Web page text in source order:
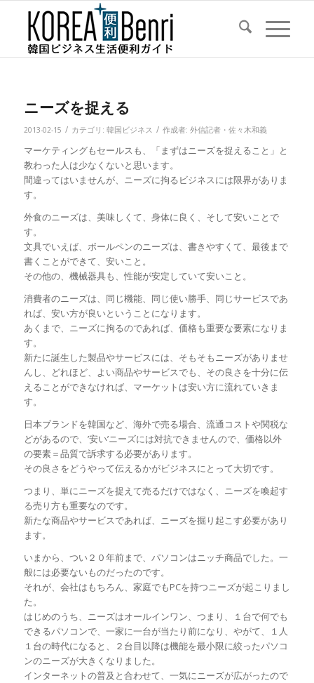
ニーズを捉える
2013-02-15 / カテゴリ: 韓国ビジネス / 作成者: 外信記者・佐々木和義
マーケティングもセールスも、「まずはニーズを捉えること」と
教わった人は少なくないと思います。
間違ってはいませんが、ニーズに拘るビジネスには限界がありま
す。
外食のニーズは、美味しくて、身体に良く、そして安いことで
す。
文具でいえば、ボールペンのニーズは、書きやすくて、最後まで
書くことができて、安いこと。
その他の、機械器具も、性能が安定していて安いこと。
消費者のニーズは、同じ機能、同じ使い勝手、同じサービスであ
れば、安い方が良いということになります。
あくまで、ニーズに拘るのであれば、価格も重要な要素になりま
す。
新たに誕生した製品やサービスには、そもそもニーズがありませ
んし、どれほど、よい商品やサービスでも、その良さを十分に伝
えることができなければ、マーケットは安い方に流れていきま
す。
日本ブランドを韓国など、海外で売る場合、流通コストや関税な
どがあるので、’安い’ニーズには対抗できませんので、価格以外
の要素＝品質で訴求する必要があります。
その良さをどうやって伝えるかがビジネスにとって大切です。
つまり、単にニーズを捉えて売るだけではなく、ニーズを喚起す
る売り方も重要なのです。
新たな商品やサービスであれば、ニーズを掘り起こす必要があり
ます。
いまから、つい２０年前まで、パソコンはニッチ商品でした。一
般には必要ないものだったのです。
それが、会社はもちろん、家庭でもPCを持つニーズが起こりまし
た。
はじめのうち、ニーズはオールインワン、つまり、１台で何でも
できるパソコンで、一家に一台が当たり前になり、やがて、１人
１台の時代になると、２台目以降は機能を最小限に絞ったパソコ
ンのニーズが大きくなりました。
インターネットの普及と合わせて、一気にニーズが広がったので